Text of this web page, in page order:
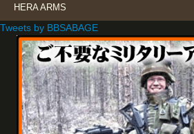
HERA ARMS
Tweets by BBSABAGE